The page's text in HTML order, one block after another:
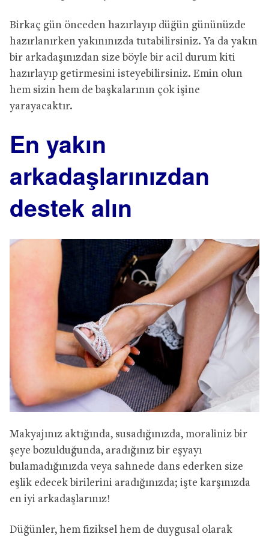
Birkaç gün önceden hazırlayıp düğün gününüzde
hazırlanırken yakınınızda tutabilirsiniz. Ya da yakın
bir arkadaşınızdan size böyle bir acil durum kiti
hazırlayıp getirmesini isteyebilirsiniz. Emin olun
hem sizin hem de başkalarının çok işine
yarayacaktır.
En yakın
arkadaşlarınızdan
destek alın
Makyajınız aktığında, susadığınızda, moraliniz bir
şeye bozulduğunda, aradığınız bir eşyayı
bulamadığınızda veya sahnede dans ederken size
eşlik edecek birilerini aradığınızda; işte karşınızda
en iyi arkadaşlarınız!
Düğünler, hem fiziksel hem de duygusal olarak